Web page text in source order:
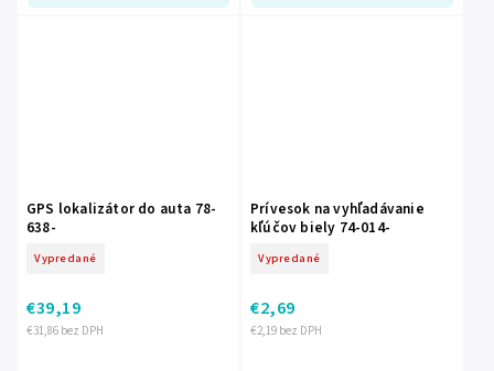
GPS lokalizátor do auta 78-
638-
Vypredané
€31,86 bez DPH
€39,19
Prívesok na vyhľadávanie
kľúčov biely 74-014-
Vypredané
€2,19 bez DPH
€2,69